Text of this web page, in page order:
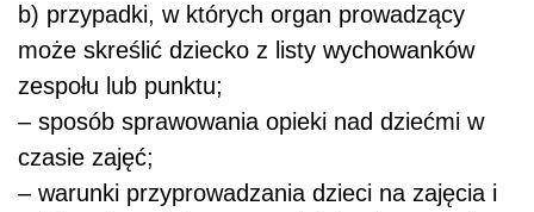
b) przypadki, w których organ prowadzący
może skreślić dziecko z listy wychowanków
zespołu lub punktu;
– sposób sprawowania opieki nad dziećmi w
czasie zajęć;
– warunki przyprowadzania dzieci na zajęcia i